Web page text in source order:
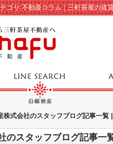
株式会社のスタッフブログ記事一覧
のスタッフブログ記事一